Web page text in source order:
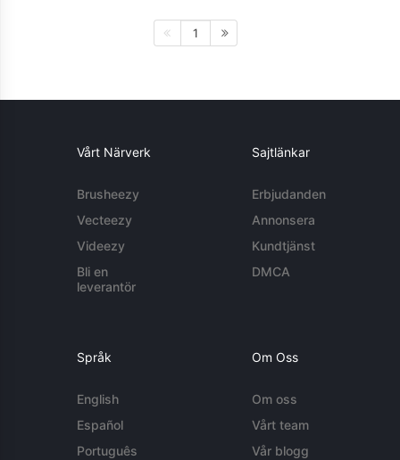
1
Vårt Närverk
Brusheezy
Vecteezy
Videezy
Bli en
leverantör
Sajtlänkar
Erbjudanden
Annonsera
Kundtjänst
DMCA
Språk
English
Español
Português
Om Oss
Om oss
Vårt team
Vår blogg